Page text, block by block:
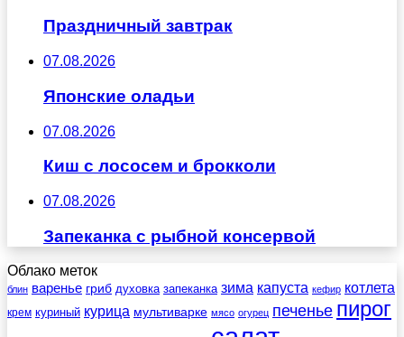
Праздничный завтрак
07.08.2026
Японские оладьи
07.08.2026
Киш с лососем и брокколи
07.08.2026
Запеканка с рыбной консервой
Облако меток
блин варенье гриб духовка запеканка зима капуста кефир котлета
крем куриный курица мультиварке мясо огурец печенье пирог